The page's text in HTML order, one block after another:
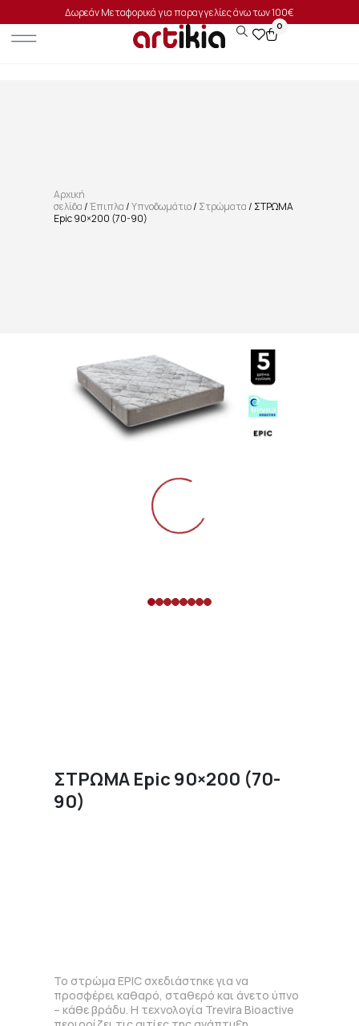
Δωρεάν Μεταφορικά για παραγγελίες άνω των 100€
0
Αρχική
σελίδα/Έπιπλα/Υπνοδωμάτιο/ Στρώματα/ ΣΤΡΩΜΑ
Epic 90×200 (70-90)
ΣΤΡΩΜΑ Epic 90×200 (70-
90)
Το στρώμα EPIC σχεδιάστηκε για να
προσφέρει καθαρό, σταθερό και άνετο ύπνο
– κάθε βράδυ. Η τεχνολογία Trevira Bioactive